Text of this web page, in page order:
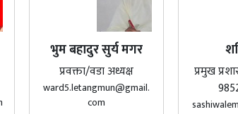
भुम बहादुर सुर्य मगर
प्रवक्ता/वडा अध्यक्ष
ward5.letangmun@gmail.
com
प्रमुख